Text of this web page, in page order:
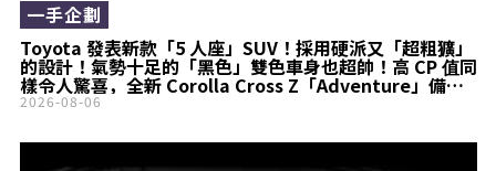
Toyota 發表新款「5 人座」SUV！採用硬派又「超粗獷」
的設計！氣勢十足的「黑色」雙色車身也超帥！高 CP 值同
樣令人驚喜，全新 Corolla Cross Z「Adventure」備受
矚目！
一手企劃
2026-08-06